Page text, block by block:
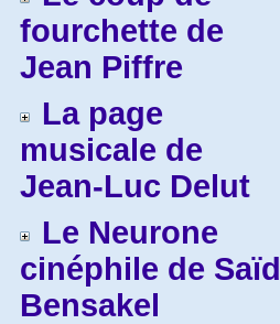
fourchette de
Jean Piffre
La page
musicale de
Jean-Luc Delut
Le Neurone
cinéphile de Saïd
Bensakel